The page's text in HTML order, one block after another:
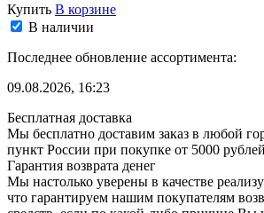
Купить В корзине
В наличии
Последнее обновление ассортимента:
09.08.2026, 16:23
Бесплатная доставка
Мы бесплатно доставим заказ в любой
пункт России при покупке от 5000
Гарантия возврата денег
Мы настолько уверены в качестве
что гарантируем нашим покупателям